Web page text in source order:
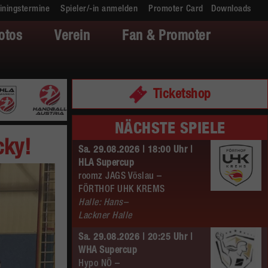
Spieler/-in anmelden Promoter Card Downloads
Verein Fan & Promoter
Ticketshop
NÄCHSTE SPIELE
Sa. 29.08.2026 | 18:00 Uhr |
HLA Supercup
roomz JAGS Vöslau –
FÖRTHOF UHK KREMS
Halle: Hans–
Lackner Halle
Sa. 29.08.2026 | 20:25 Uhr |
WHA Supercup
Hypo NÖ –